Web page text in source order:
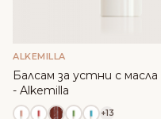
ALKEMILLA
Балсам за устни с масла
- Alkemilla
+13